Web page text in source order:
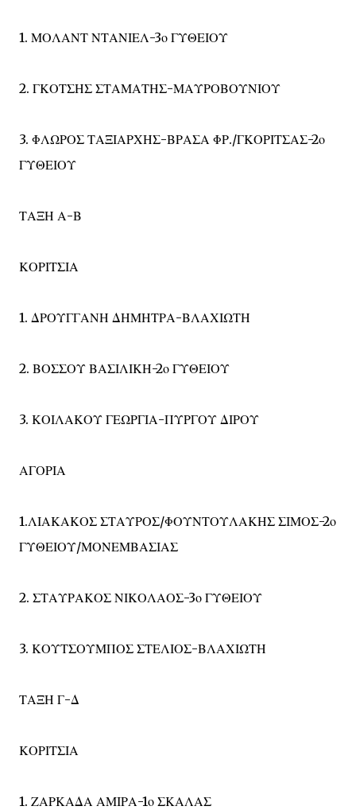
1. ΜΟΛΑΝΤ ΝΤΑΝΙΕΛ-3ο ΓΥΘΕΙΟΥ
2. ΓΚΟΤΣΗΣ ΣΤΑΜΑΤΗΣ-ΜΑΥΡΟΒΟΥΝΙΟΥ
3. ΦΛΩΡΟΣ ΤΑΞΙΑΡΧΗΣ-ΒΡΑΣΑ ΦΡ./ΓΚΟΡΙΤΣΑΣ-2ο
ΓΥΘΕΙΟΥ
ΤΑΞΗ Α-Β
ΚΟΡΙΤΣΙΑ
1. ΔΡΟΥΓΓΑΝΗ ΔΗΜΗΤΡΑ-ΒΛΑΧΙΩΤΗ
2. ΒΟΣΣΟΥ ΒΑΣΙΛΙΚΗ-2ο ΓΥΘΕΙΟΥ
3. ΚΟΙΛΑΚΟΥ ΓΕΩΡΓΙΑ-ΠΥΡΓΟΥ ΔΙΡΟΥ
ΑΓΟΡΙΑ
1.ΛΙΑΚΑΚΟΣ ΣΤΑΥΡΟΣ/ΦΟΥΝΤΟΥΛΑΚΗΣ ΣΙΜΟΣ-2ο
ΓΥΘΕΙΟΥ/ΜΟΝΕΜΒΑΣΙΑΣ
2. ΣΤΑΥΡΑΚΟΣ ΝΙΚΟΛΑΟΣ-3ο ΓΥΘΕΙΟΥ
3. ΚΟΥΤΣΟΥΜΠΟΣ ΣΤΕΛΙΟΣ-ΒΛΑΧΙΩΤΗ
ΤΑΞΗ Γ-Δ
ΚΟΡΙΤΣΙΑ
1. ΖΑΡΚΑΔΑ ΑΜΙΡΑ-1ο ΣΚΑΛΑΣ